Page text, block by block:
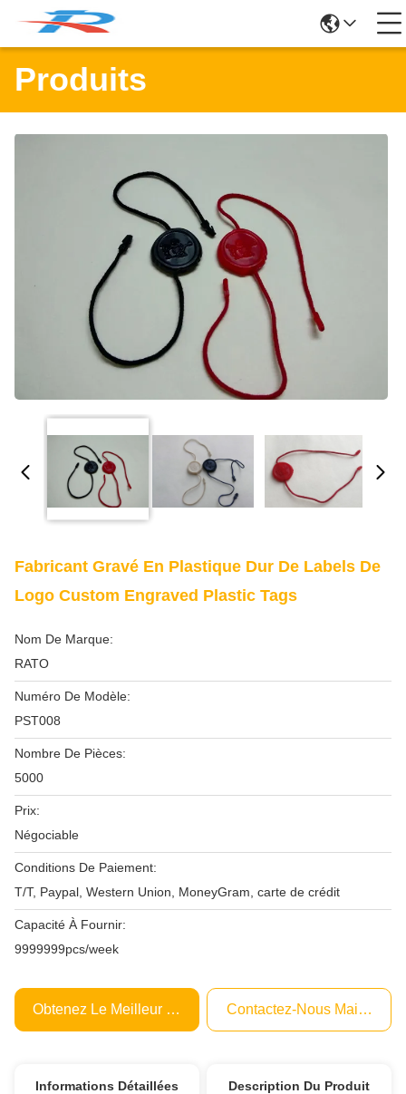
Produits
Fabricant Gravé En Plastique Dur De Labels De
Logo Custom Engraved Plastic Tags
Nom De Marque:
RATO
Numéro De Modèle:
PST008
Nombre De Pièces:
5000
Prix:
Négociable
Conditions De Paiement:
T/T, Paypal, Western Union, MoneyGram, carte de crédit
Capacité À Fournir:
9999999pcs/week
Obtenez Le Meilleur Prix Contactez-Nous Maintenant
Informations Détaillées Description Du Produit